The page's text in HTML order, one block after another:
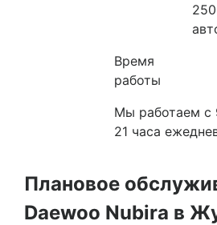
Время
работы
Мы работаем с
21 часа
Плановое
Daewoo Nubira в